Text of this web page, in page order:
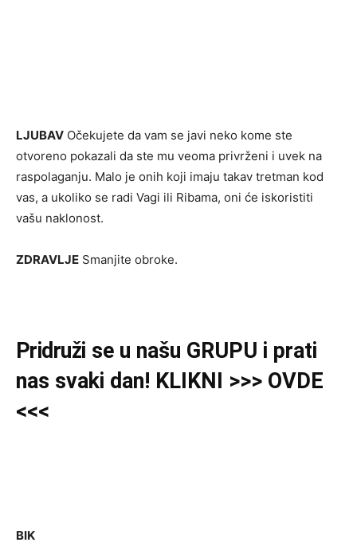
LJUBAV Očekujete da vam se javi neko kome ste
otvoreno pokazali da ste mu veoma privrženi i uvek na
raspolaganju. Malo je onih koji imaju takav tretman kod
vas, a ukoliko se radi Vagi ili Ribama, oni će iskoristiti
vašu naklonost.
ZDRAVLJE Smanjite obroke.
Pridruži se u našu GRUPU i prati
nas svaki dan! KLIKNI >>> OVDE
<<<
BIK